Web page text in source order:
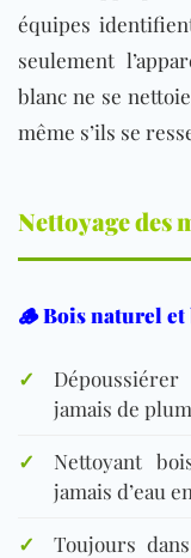
équipes
seulement
blanc ne se
même s’ils se
Nettoyage des
🪵 Bois naturel
✓
jamais de
✓
Nettoyant
jamais d’eau
✓
Toujours